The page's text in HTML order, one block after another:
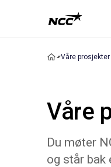
Våre prosjekter
Våre
Du møter
og står bak